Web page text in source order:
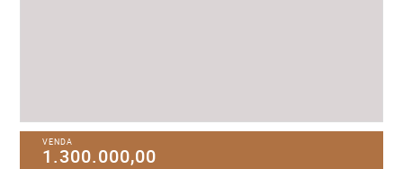
VENDA
1.300.000,00